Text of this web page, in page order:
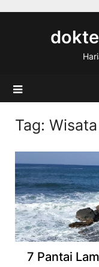
Tag:
7 Pantai